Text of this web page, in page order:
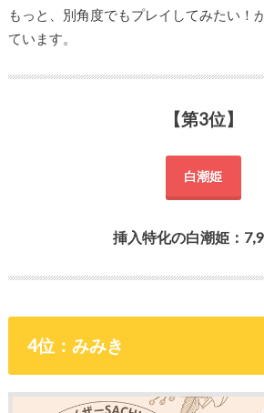
もっと、別角度でもプレイしてみたい！
ています。
【第3位】
白潮姫
挿入特化の白潮姫：
4位：みみき